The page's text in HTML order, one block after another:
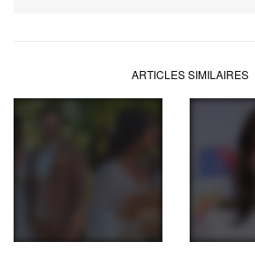
ARTICLES SIMILAIRES